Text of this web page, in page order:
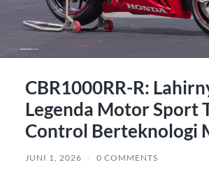
CBR1000RR-R:
Legenda Motor Sport
Control Berteknologi
JUNI 1, 2026 / 0 COMMENTS